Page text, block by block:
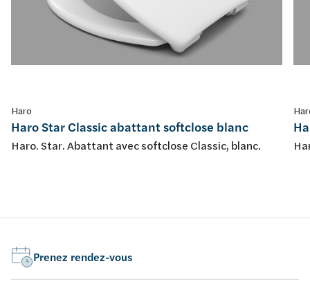
Haro
Haro Star Classic abattant softclose blanc
Haro. Star. Abattant avec softclose Classic, blanc.
Prenez rendez-vous